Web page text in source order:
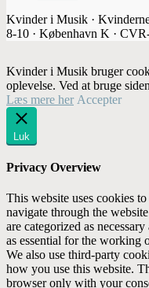
Kvinder i Musik ·
8-10 · København K ·
Kvinder i Musik bruger
oplevelse. Ved at bruge
Læs mere her Accepter
Luk
Privacy Overview
This website uses cookies
navigate through the
are categorized as
as essential for the working
We also use third-party
how you use this website.
browser only with your